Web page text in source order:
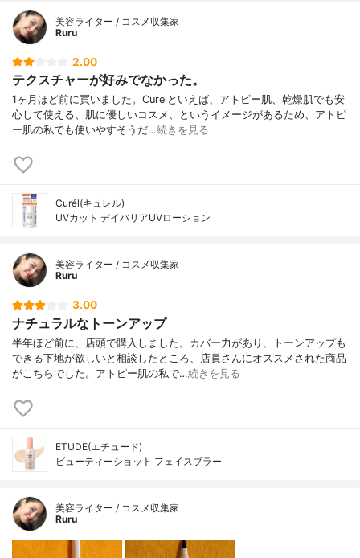
美容ライター / コスメ収集家
Ruru
2.00
テクスチャーが好みでなかった。
1ヶ月ほど前に買いました。Curelといえば、アトピー肌、乾燥肌でも安
心して使える、肌に優しいコスメ、というイメージがあるため、アトピ
ー肌の私でも使いやすそうだ…続きを見る
Curél(キュレル)
UVカット デイバリアUVローション
美容ライター / コスメ収集家
Ruru
3.00
ナチュラルなトーンアップ
半年ほど前に、店頭で購入しました。カバー力があり、トーンアップも
できる下地が欲しいと相談したところ、店員さんにオススメされた商品
がこちらでした。アトピー肌の私で…続きを見る
ETUDE(エチュード)
ビューティーショット フェイスブラー
美容ライター / コスメ収集家
Ruru